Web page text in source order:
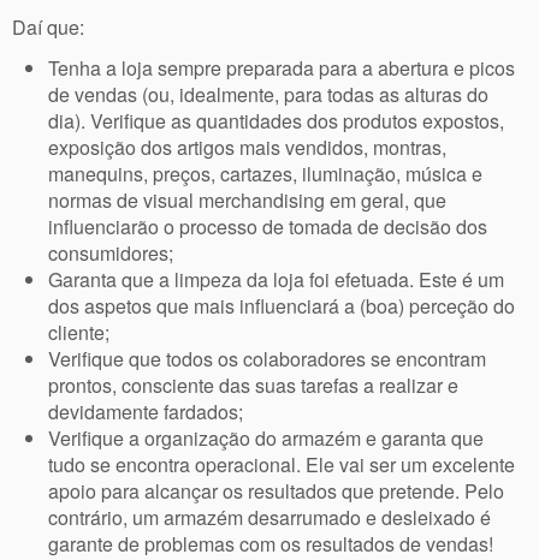
Daí que:
Tenha a loja sempre preparada para a abertura e picos
de vendas (ou, idealmente, para todas as alturas do
dia). Verifique as quantidades dos produtos expostos,
exposição dos artigos mais vendidos, montras,
manequins, preços, cartazes, iluminação, música e
normas de visual merchandising em geral, que
influenciarão o processo de tomada de decisão dos
consumidores;
Garanta que a limpeza da loja foi efetuada. Este é um
dos aspetos que mais influenciará a (boa) perceção do
cliente;
Verifique que todos os colaboradores se encontram
prontos, consciente das suas tarefas a realizar e
devidamente fardados;
Verifique a organização do armazém e garanta que
tudo se encontra operacional. Ele vai ser um excelente
apoio para alcançar os resultados que pretende. Pelo
contrário, um armazém desarrumado e desleixado é
garante de problemas com os resultados de vendas!